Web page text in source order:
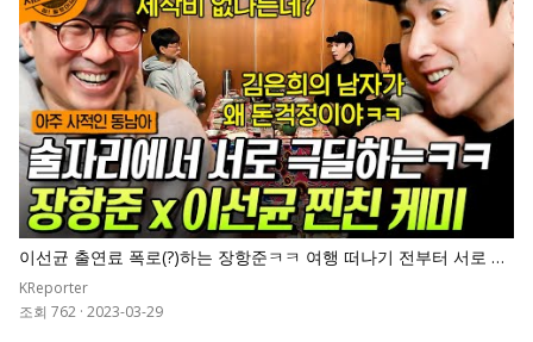
이선균 출연료 폭로(?)하는 장항준ㅋㅋ 여행 떠나기 전부터 서로 극
딜 넣는 이선균X장항준의 찐친 케미
KReporter
조회 762 · 2023-03-29